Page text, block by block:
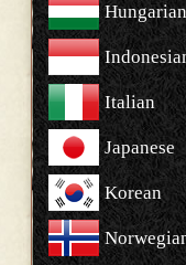
Hungarian
Italian
Japanese
Korean